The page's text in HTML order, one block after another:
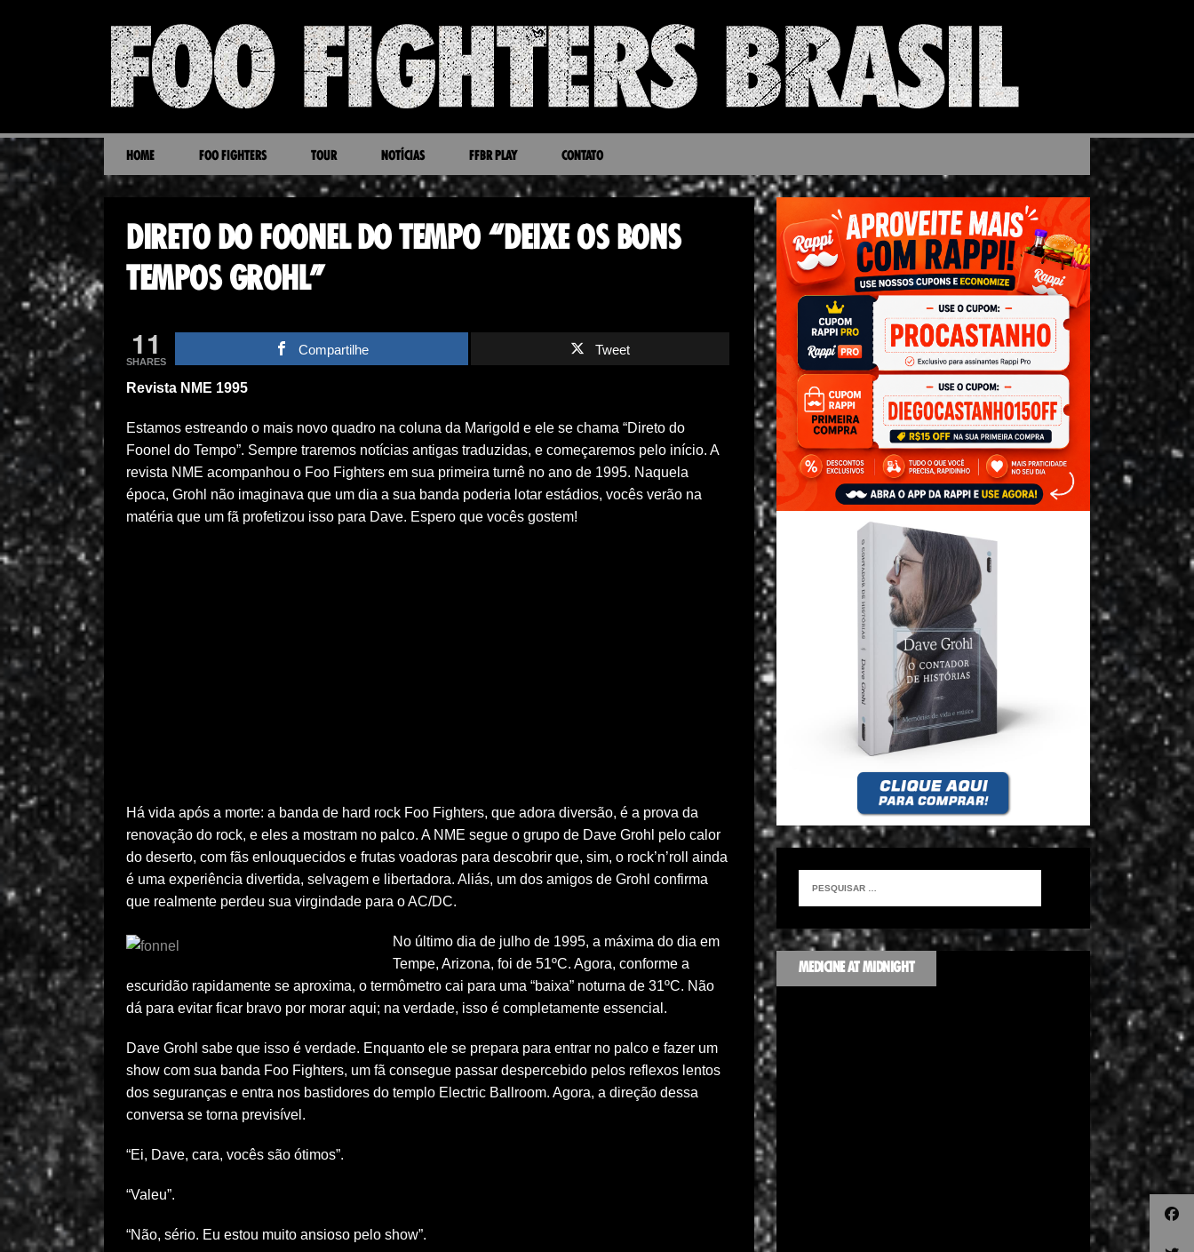
HOME FOO FIGHTERS TOUR NOTÍCIAS FFBR PLAY CONTATO
DIRETO DO FOONEL DO TEMPO “DEIXE OS BONS
TEMPOS GROHL”
11
SHARES
Compartilhe Tweet
Revista NME 1995
Estamos estreando o mais novo quadro na coluna da Marigold e ele se chama “Direto do
Foonel do Tempo”. Sempre traremos notícias antigas traduzidas, e começaremos pelo início. A
revista NME acompanhou o Foo Fighters em sua primeira turnê no ano de 1995. Naquela
época, Grohl não imaginava que um dia a sua banda poderia lotar estádios, vocês verão na
matéria que um fã profetizou isso para Dave. Espero que vocês gostem!
Há vida após a morte: a banda de hard rock Foo Fighters, que adora diversão, é a prova da
renovação do rock, e eles a mostram no palco. A NME segue o grupo de Dave Grohl pelo calor
do deserto, com fãs enlouquecidos e frutas voadoras para descobrir que, sim, o rock’n’roll ainda
é uma experiência divertida, selvagem e libertadora. Aliás, um dos amigos de Grohl confirma
que realmente perdeu sua virgindade para o AC/DC.
No último dia de julho de 1995, a máxima do dia em
Tempe, Arizona, foi de 51ºC. Agora, conforme a
escuridão rapidamente se aproxima, o termômetro cai para uma “baixa” noturna de 31ºC. Não
dá para evitar ficar bravo por morar aqui; na verdade, isso é completamente essencial.
Dave Grohl sabe que isso é verdade. Enquanto ele se prepara para entrar no palco e fazer um
show com sua banda Foo Fighters, um fã consegue passar despercebido pelos reflexos lentos
dos seguranças e entra nos bastidores do templo Electric Ballroom. Agora, a direção dessa
conversa se torna previsível.
“Ei, Dave, cara, vocês são ótimos”.
“Valeu”.
“Não, sério. Eu estou muito ansioso pelo show”.
MEDICINE AT MIDNIGHT